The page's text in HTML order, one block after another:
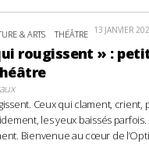
& ARTS THÉÂTRE 13 JANVIER
rougissent » :
Ceux qui clament, crient,
les yeux baissés
Bienvenue au cœur de